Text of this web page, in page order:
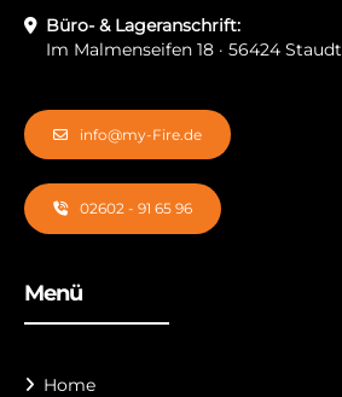
Büro- & Lageranschrift:
Im Malmenseifen 18 · 56424 Staudt
info@my-Fire.de
02602 - 91 65 96
Menü
Home